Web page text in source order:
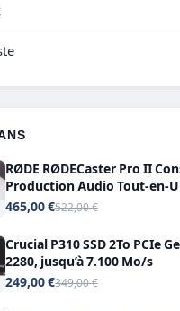
RØDE RØDECaster Pro II
Production Audio Tout-en-
Double USB-C
465,00 €522,00 €
Crucial P310 SSD 2To PCIe
2280, jusqu’à 7.100 Mo/s
249,00 €349,00 €